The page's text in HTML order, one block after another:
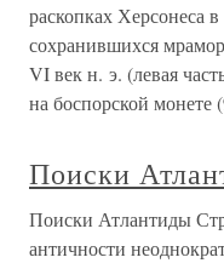
раскопках Херсонеса
сохранившихся
VI век н. э. (левая
на боспорской
Поиски
Поиски Атлантиды
античности